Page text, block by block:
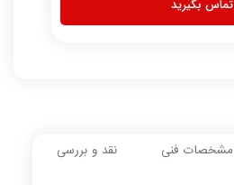
تماس بگیرید
مشخصات فنی نقد و بررسی